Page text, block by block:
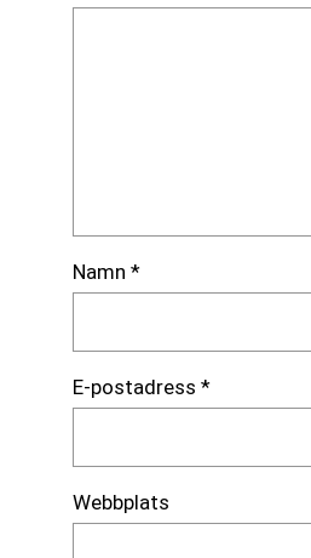
Namn *
E-postadress *
Webbplats